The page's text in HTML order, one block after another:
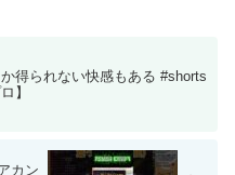
得られない快感もある #shorts
】
カン